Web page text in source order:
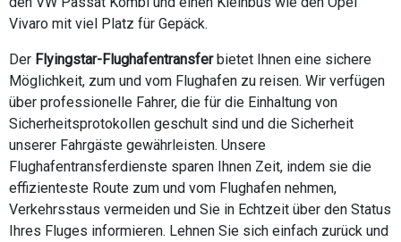
Vivaro mit viel Platz für Gepäck.
Der Flyingstar-Flughafentransferbietet Ihnen eine sichere
Möglichkeit, zum und vom Flughafen zu reisen. Wir verfügen
über professionelle Fahrer, die für die Einhaltung von
Sicherheitsprotokollen geschult sind und die Sicherheit
unserer Fahrgäste gewährleisten. Unsere
Flughafentransferdienste sparen Ihnen Zeit, indem sie die
effizienteste Route zum und vom Flughafen nehmen,
Verkehrsstaus vermeiden und Sie in Echtzeit über den Status
Ihres Fluges informieren. Lehnen Sie sich einfach zurück und